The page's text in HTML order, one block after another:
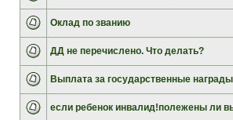
Оклад по званию
ДД не перечислено. Что делать?
Выплата за государственные награды
если ребенок инвалид!полежены ли